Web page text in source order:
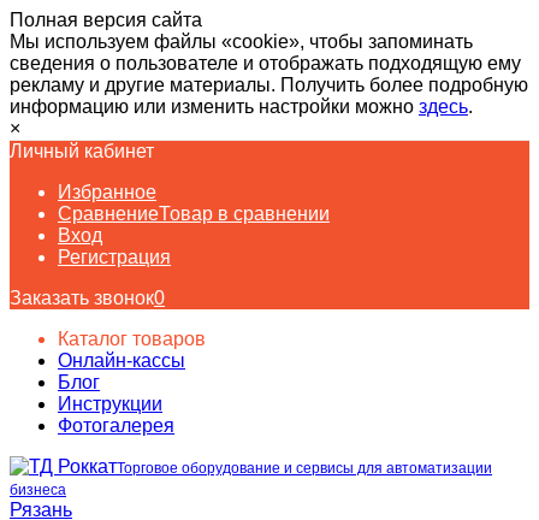
Полная версия сайта
Мы используем файлы «cookie», чтобы запоминать
сведения о пользователе и отображать подходящую ему
рекламу и другие материалы. Получить более подробную
информацию или изменить настройки можно здесь.
×
Личный кабинет
Избранное
СравнениеТовар в сравнении
Вход
Регистрация
Заказать звонок0
Каталог товаров
Онлайн-кассы
Блог
Инструкции
Фотогалерея
Торговое оборудование и сервисы для автоматизации
бизнеса
Рязань